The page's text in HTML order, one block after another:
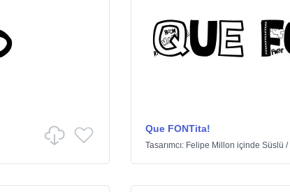
Que FONTita!
Tasarımcı: Felipe Millon içinde Süslü /